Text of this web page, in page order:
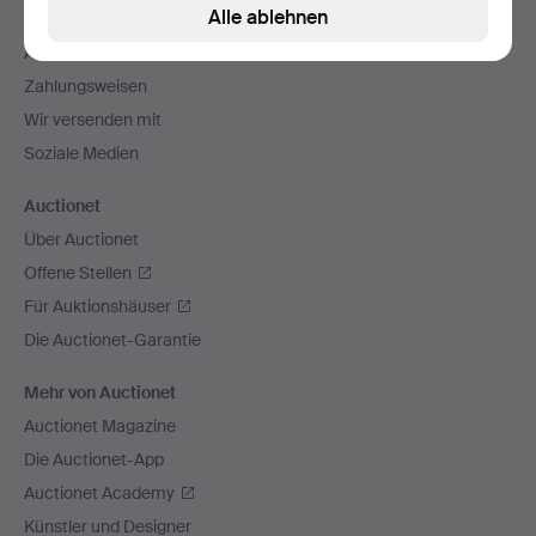
Kontakt mit dem Support aufnehmen
Alle Auktionshäuser
Zahlungsweisen
Wir versenden mit
Soziale Medien
Auctionet
Über Auctionet
Offene Stellen
Für Auktionshäuser
Die Auctionet-Garantie
Mehr von Auctionet
Auctionet Magazine
Die Auctionet-App
Auctionet Academy
Künstler und Designer
Alle ablehnen